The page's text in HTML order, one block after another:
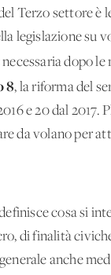
Terzo settore è
legislazione su
dopo
8, la riforma del
e 20 dal
da volano per
definisce cosa si
di finalità
generale anche